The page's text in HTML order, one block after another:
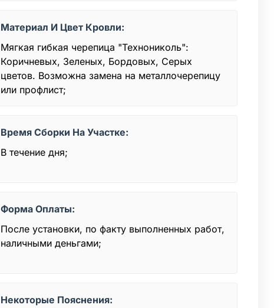
Материал И Цвет Кровли:
Мягкая гибкая черепица "Технониколь":
Коричневых, Зеленых, Бордовых, Серых
цветов. Возможна замена на металлочерепицу
или профлист;
Время Сборки На Участке:
В течение дня;
Форма Оплаты:
После установки, по факту выполненных работ,
наличными деньгами;
Некоторые Пояснения: